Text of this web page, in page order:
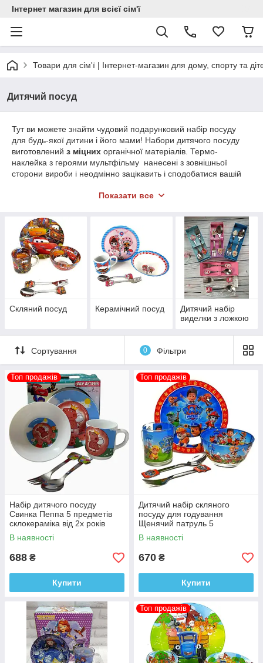
Інтернет магазин для всієї сім'ї
Товари для сім'ї | Інтернет-магазин для дому, спорту та
Дитячий посуд
Тут ви можете знайти чудовий подарунковий набір посуду
для будь-якої дитини і його мами! Набори дитячого посуду
виготовлений з міцних органічної матеріалів. Термо-
наклейка з героями мультфільму нанесені з зовнішньої
сторони вироби і неодмінно зацікавить і сподобатися вашій
в мікрохвильовій печі, а так само в
посуду зі скла, металу і навіть силікону.
Подарувавши своїм діткам набір посуду з улюбленим Героєм,
ви забезпечите дитині
яскраві враження,
незабутні емоції і
тим самим підвищити їх апетит, так як вони будуть теперїсти
з задоволенням
Якщо у вас є питання, наш менеджер з
задоволенням допоможе зробити правильний
вибір.
063 308 5300
066 308 5300
Показати все
Скляний посуд Керамічний посуд
Дитячий набір
виделки з ложкою
Сортування 0 Фільтри
Топ продажів
Набір дитячого посуду
Свинка Пеппа 5 предметів
склокераміка від 2х років
В наявності
688 ₴
Купити
Топ продажів
Дитячий набір скляного
посуду для годування
Щенячий патруль 5
предметів Metr+
В наявності
670 ₴
Купити
Топ продажів